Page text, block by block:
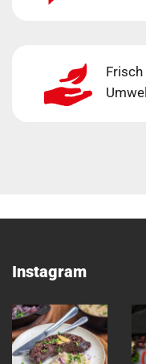
Instagram